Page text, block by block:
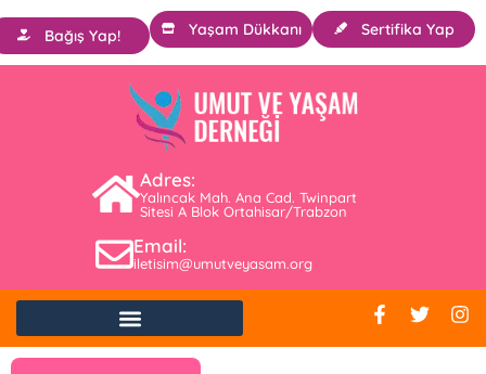
Sertifika Yap
Yaşam Dükkanı
Bağış Yap!
Adres:
Yalıncak Mah. Ana Cad. Twinpart
Sitesi A Blok Ortahisar/Trabzon
Email:
iletisim@umutveyasam.org